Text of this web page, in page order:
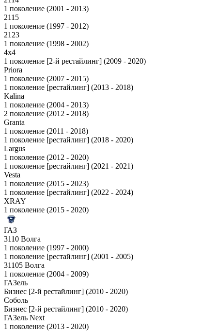
1 поколение (2001 - 2013)
2115
1 поколение (1997 - 2012)
2123
1 поколение (1998 - 2002)
4x4
1 поколение [2-й рестайлинг] (2009 - 2020)
Priora
1 поколение (2007 - 2015)
1 поколение [рестайлинг] (2013 - 2018)
Kalina
1 поколение (2004 - 2013)
2 поколение (2012 - 2018)
Granta
1 поколение (2011 - 2018)
1 поколение [рестайлинг] (2018 - 2020)
Largus
1 поколение (2012 - 2020)
1 поколение [рестайлинг] (2021 - 2021)
Vesta
1 поколение (2015 - 2023)
1 поколение [рестайлинг] (2022 - 2024)
XRAY
1 поколение (2015 - 2020)
ГАЗ
3110 Волга
1 поколение (1997 - 2000)
1 поколение [рестайлинг] (2001 - 2005)
31105 Волга
1 поколение (2004 - 2009)
ГАЗель
Бизнес [2-й рестайлинг] (2010 - 2020)
Соболь
Бизнес [2-й рестайлинг] (2010 - 2020)
ГАЗель Next
1 поколение (2013 - 2020)